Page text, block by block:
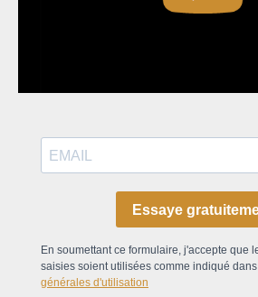
Essaye
En soumettant ce formulaire, j'accepte que
saisies soient utilisées comme indiqué
générales d'utilisation